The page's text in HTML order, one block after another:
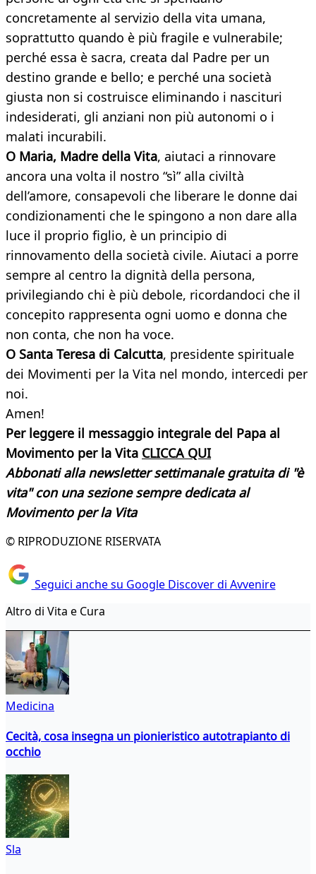
concretamente al servizio della vita umana,
soprattutto quando è più fragile e vulnerabile;
perché essa è sacra, creata dal Padre per un
destino grande e bello; e perché una società
giusta non si costruisce eliminando i nascituri
indesiderati, gli anziani non più autonomi o i
malati incurabili.
O Maria, Madre della Vita, aiutaci a rinnovare
ancora una volta il nostro “sì” alla civiltà
dell’amore, consapevoli che liberare le donne dai
condizionamenti che le spingono a non dare alla
luce il proprio figlio, è un principio di
rinnovamento della società civile. Aiutaci a porre
sempre al centro la dignità della persona,
privilegiando chi è più debole, ricordandoci che il
concepito rappresenta ogni uomo e donna che
non conta, che non ha voce.
O Santa Teresa di Calcutta, presidente spirituale
dei Movimenti per la Vita nel mondo, intercedi per
noi.
Amen!
Per leggere il messaggio integrale del Papa al
Movimento per la Vita CLICCA QUI
Abbonati alla newsletter settimanale gratuita di "è
vita" con una sezione sempre dedicata al
Movimento per la Vita
© RIPRODUZIONE RISERVATA
Seguici anche su Google Discover di Avvenire
Altro di Vita e Cura
Medicina
Cecità, cosa insegna un pionieristico autotrapianto di
occhio
Sla